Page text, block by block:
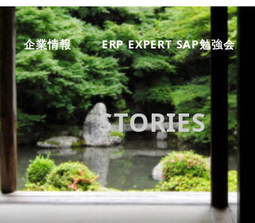
企業情報 ERP EXPERT SAP勉強会
STORIES